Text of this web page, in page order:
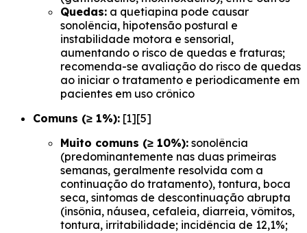
Quedas: a quetiapina pode causar
sonolência, hipotensão postural e
instabilidade motora e sensorial,
aumentando o risco de quedas e fraturas;
recomenda-se avaliação do risco de quedas
ao iniciar o tratamento e periodicamente em
pacientes em uso crônico
Comuns (≥ 1%): [1][5]
Muito comuns (≥ 10%): sonolência
(predominantemente nas duas primeiras
semanas, geralmente resolvida com a
continuação do tratamento), tontura, boca
seca, sintomas de descontinuação abrupta
(insônia, náusea, cefaleia, diarreia, vômitos,
tontura, irritabilidade; incidência de 12,1%;